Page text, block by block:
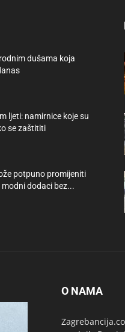
dušama koja
ljeti: namirnice koje su
se zaštititi
potpuno promijeniti
dodaci bez...
O NAMA